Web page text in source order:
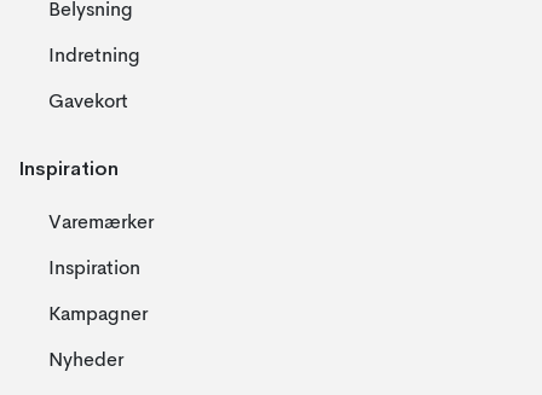
Belysning
Indretning
Gavekort
Inspiration
Varemærker
Inspiration
Kampagner
Nyheder